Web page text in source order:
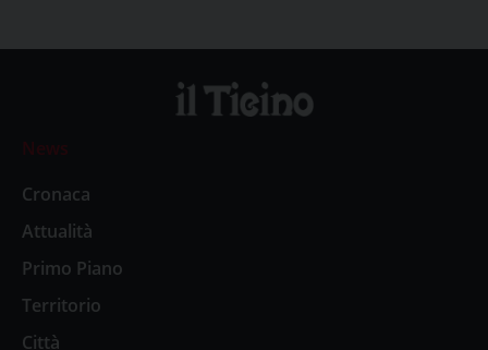
News
Cronaca
Attualità
Primo Piano
Territorio
Città